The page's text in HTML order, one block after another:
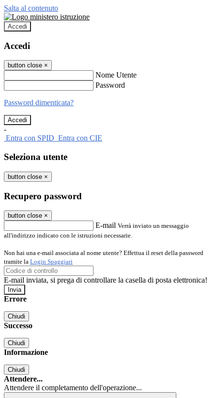
Salta al contenuto
Accedi
Accedi
button close ×
Nome Utente
Password
Password dimenticata?
-
Entra con SPID Entra con CIE
Seleziona utente
button close ×
Recupero password
button close ×
E-mail Verrà inviato un messaggio
all'indirizzo indicato con le istruzioni necessarie.
Non hai una e-mail associata al nome utente? Effettua il reset della password
tramite la Login Spaggiari
E-mail inviata, si prega di controllare la casella di posta elettronica!
Errore
Chiudi
Successo
Chiudi
Informazione
Chiudi
Attendere...
Attendere il completamento dell'operazione...